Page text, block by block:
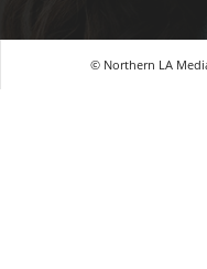
© Northern LA